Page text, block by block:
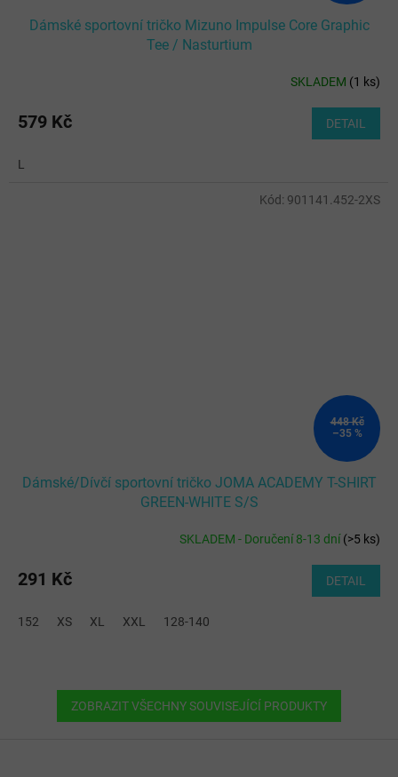
Dámské sportovní tričko Mizuno Impulse Core Graphic
Tee / Nasturtium
SKLADEM (1 ks)
579 Kč DETAIL
L
448 Kč
–35 %
Dámské/Dívčí sportovní tričko JOMA ACADEMY T-SHIRT
GREEN-WHITE S/S
SKLADEM - Doručení 8-13 dní(>5 ks)
291 Kč DETAIL
152 XS XL XXL 128-140
Kód: 901141.452-2XS
ZOBRAZIT VŠECHNY SOUVISEJÍCÍ PRODUKTY